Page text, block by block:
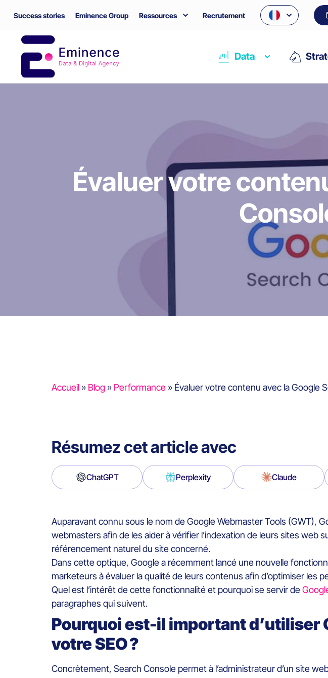
Success stories Eminence Group Ressources Recrutement
Data
Évaluer votre
Accueil » Blog » Performance » Évaluer votre contenu avec la Google
Résumez cet article avec
ChatGPT Perplexity Claude
Auparavant connu sous le nom de Google Webmaster Tools (GWT),
webmasters afin de les aider à vérifier l’indexation de leurs sites web
référencement naturel du site concerné.
Dans cette optique, Google a récemment lancé une nouvelle
marketeurs à évaluer la qualité de leurs contenus afin d’optimiser les
Quel est l’intérêt de cette fonctionnalité et pourquoi se servir de
paragraphes qui suivent.
Pourquoi est-il important d’utiliser
votre SEO ?
Concrètement, Search Console permet à l’administrateur d’un site